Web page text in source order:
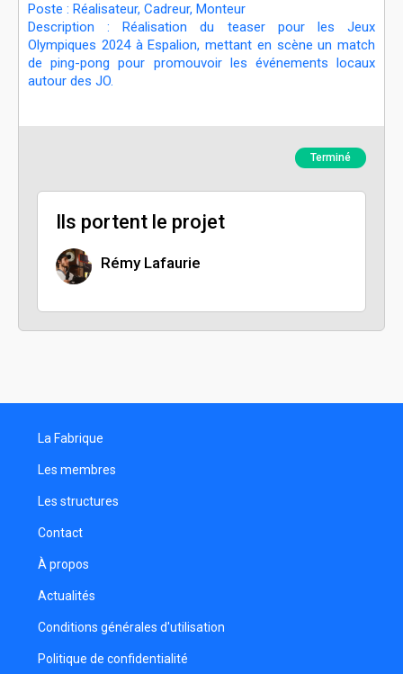
Poste : Réalisateur, Cadreur, Monteur
Description : Réalisation du teaser pour les Jeux
Olympiques 2024 à Espalion, mettant en scène un match
de ping-pong pour promouvoir les événements locaux
autour des JO.
Terminé
Ils portent le projet
Rémy Lafaurie
La Fabrique
Les membres
Les structures
Contact
À propos
Actualités
Conditions générales d'utilisation
Politique de confidentialité